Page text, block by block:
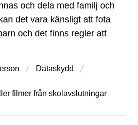
och dela med familj och
det vara känsligt att fota
och det finns regler att
Dataskydd
filmer från skolavslutningar